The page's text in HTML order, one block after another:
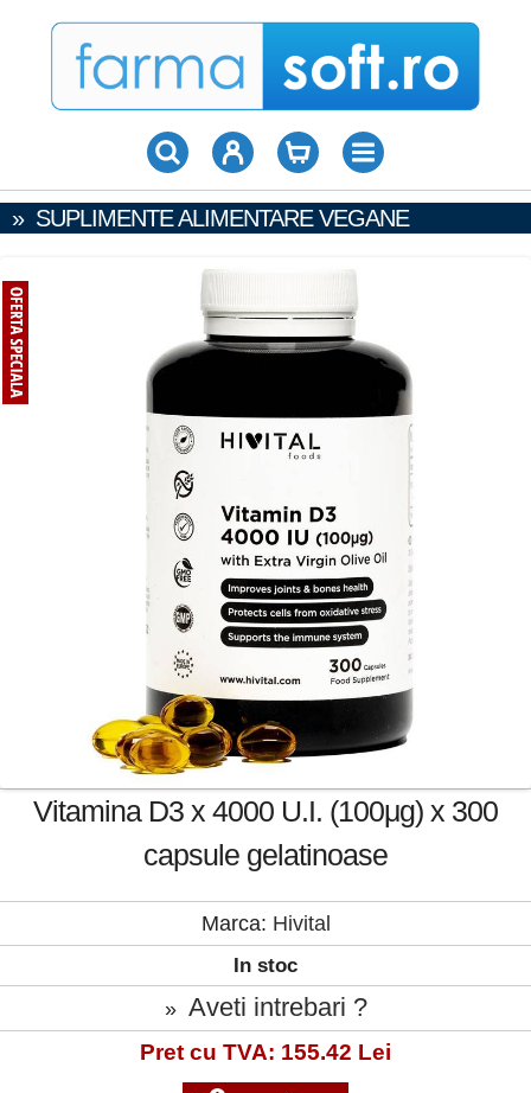
» SUPLIMENTE ALIMENTARE VEGANE
Vitamina D3 x 4000 U.I. (100μg) x 300
capsule gelatinoase
Marca: Hivital
In stoc
» Aveti intrebari ?
Pret cu TVA: 155.42 Lei